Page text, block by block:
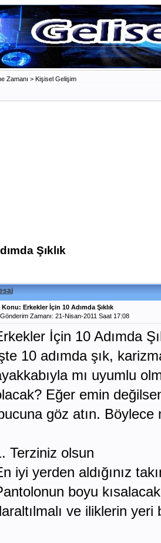
Zamanı > Kişisel Gelişim
Şıklık
Konu: Erkekler İçin 10 Adımda Şıklık
Zamanı: 21-Nisan-2011 Saat 17:08
İçin 10 Adımda
10 adımda şık,
mı uyumlu
Eğer emin
göz atın.
Terziniz olsun
iyi yerden aldığınız
boyu
ve iliklerin yeri